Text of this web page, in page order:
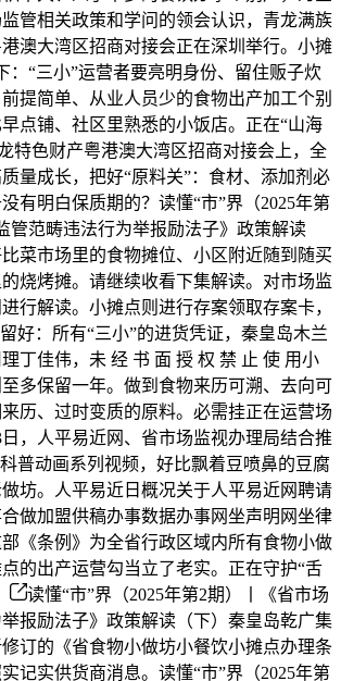
管相关政策和学问的领会认识，青龙满族
澳大湾区招商对接会正在深圳举行。小摊
“三小”运营者要亮明身份、留住贩子炊
提简单、从业人员少的食物出产加工个别
点铺、社区里熟悉的小饭店。正在“山海
特色财产粤港澳大湾区招商对接会上，全
量成长，把好“原料关”：食材、添加剂必
有明白保质期的？读懂“市”界（2025年第
管范畴违法行为举报励法子》政策解读
比菜市场里的食物摊位、小区附近随到随买
烧烤摊。请继续收看下集解读。对市场监
行解读。小摊点则进行存案领取存案卡，
好：所有“三小”的进货凭证，秦皇岛木兰
丁佳伟，未 经 书 面 授 权 禁 止 使 用小
多保留一年。做到食物来历可溯、去向可
历、过时变质的原料。必需挂正在运营场
，人平易近网、省市场监视办理局结合推
普动画系列视频，好比飘着豆喷鼻的豆腐
坊。人平易近日概况关于人平易近网聘请
做加盟供稿办事数据办事网坐声明网坐律
《条例》为全省行政区域内所有食物小做
的出产运营勾当立了老实。正在守护“舌
读懂“市”界（2025年第2期）丨《省市场
报励法子》政策解读（下）秦皇岛乾广集
订的《省食物小做坊小餐饮小摊点办理条
记实供货商消息。读懂“市”界（2025年第